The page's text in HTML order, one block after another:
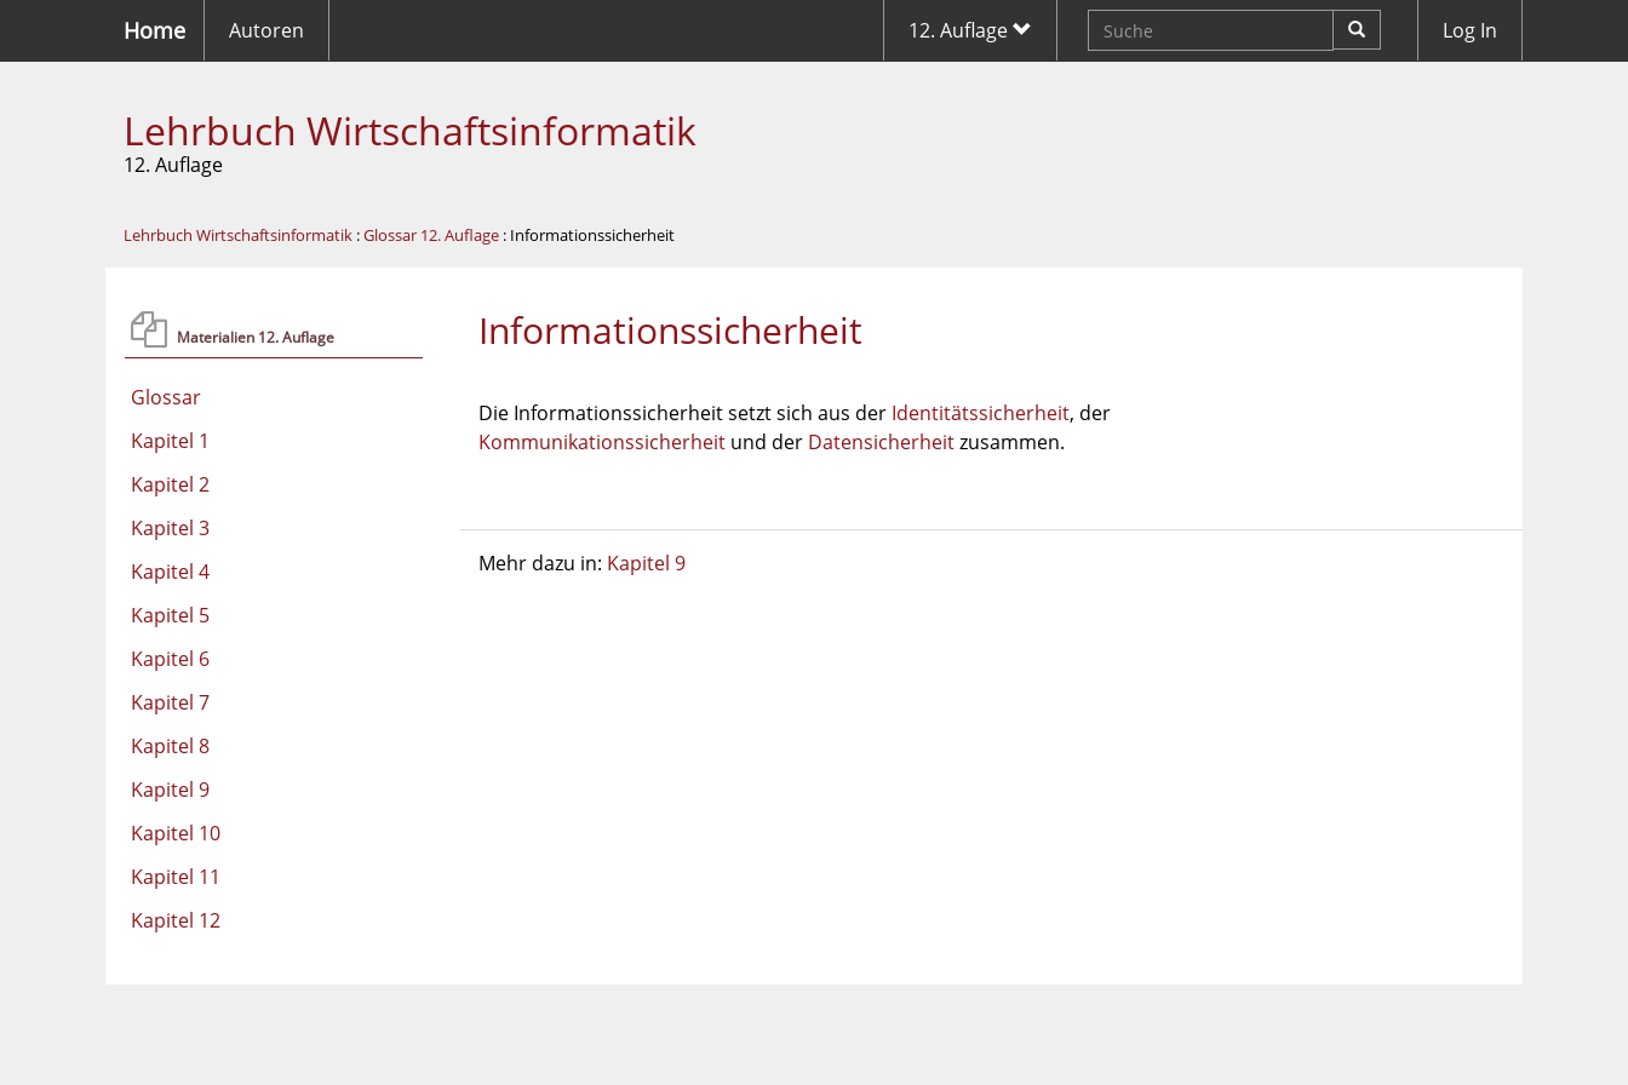
Home Autoren 12. Auflage Log In
Lehrbuch Wirtschaftsinformatik
12. Auflage
Lehrbuch Wirtschaftsinformatik :Glossar 12. Auflage : Informationssicherheit
Materialien 12. Auflage
Glossar
Kapitel 1
Kapitel 2
Kapitel 3
Kapitel 4
Kapitel 5
Kapitel 6
Kapitel 7
Kapitel 8
Kapitel 9
Kapitel 10
Kapitel 11
Kapitel 12
Informationssicherheit
Die Informationssicherheit setzt sich aus der Identitätssicherheit, der
Kommunikationssicherheitund der Datensicherheitzusammen.
Mehr dazu in: Kapitel 9